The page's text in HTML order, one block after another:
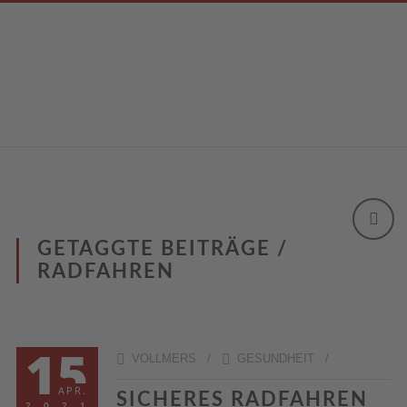
GETAGGTE BEITRÄGE /
RADFAHREN
15
APR.
VOLLMERS / GESUNDHEIT /
SICHERES RADFAHREN